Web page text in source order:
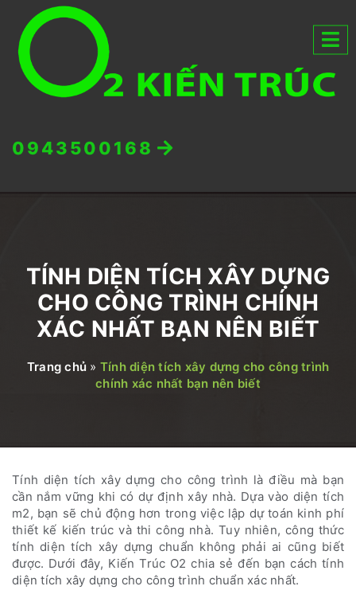
0943500168
TÍNH DIỆN TÍCH XÂY DỰNG
CHO CÔNG TRÌNH CHÍNH
XÁC NHẤT BẠN NÊN BIẾT
Trang chủ » Tính diện tích xây dựng cho công trình
chính xác nhất bạn nên biết
Tính diện tích xây dựng cho công trình là điều mà bạn
cần nắm vững khi có dự định xây nhà. Dựa vào diện tích
m2, bạn sẽ chủ động hơn trong việc lập dự toán kinh phí
thiết kế kiến trúc và thi công nhà. Tuy nhiên, công thức
tính diện tích xây dựng chuẩn không phải ai cũng biết
được. Dưới đây, Kiến Trúc O2 chia sẻ đến bạn cách tính
diện tích xây dựng cho công trình chuẩn xác nhất.